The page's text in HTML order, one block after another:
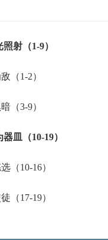
射（1-9）
（1-2）
（3-9）
皿（10-19）
（10-16）
（17-19）